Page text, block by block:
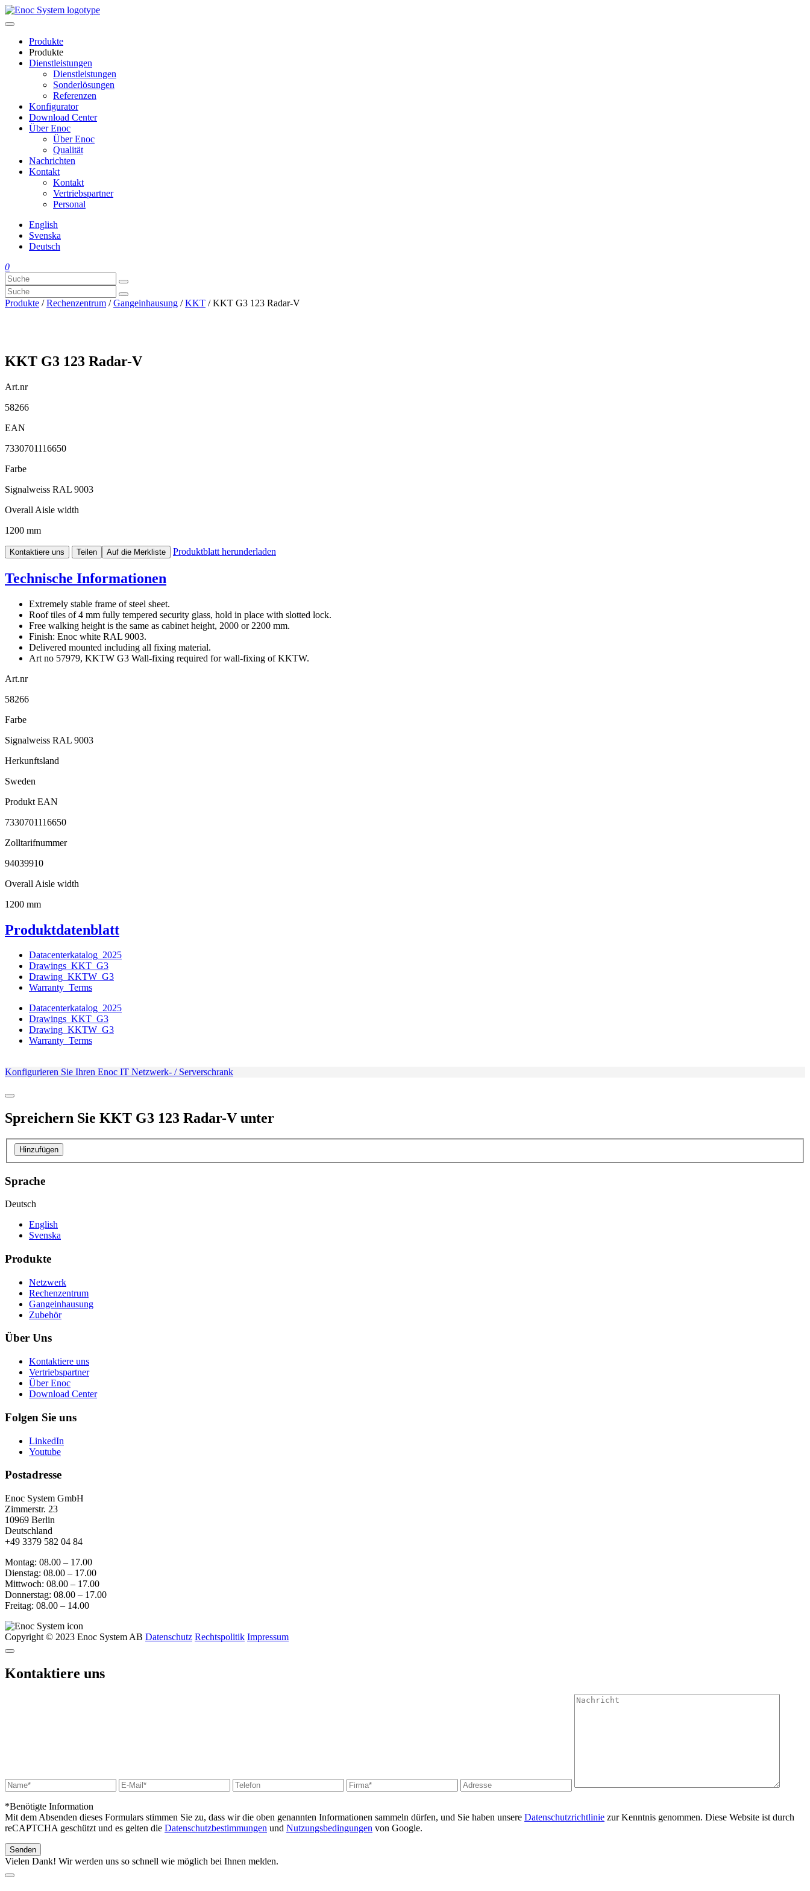
Skip
to
Produkte
Produkte
Dienstleistungen
Dienstleistungen
Sonderlösungen
Referenzen
Konfigurator
Download Center
Über Enoc
Über Enoc
Qualität
Nachrichten
Kontakt
Kontakt
Vertriebspartner
Personal
English
Svenska
Deutsch
0
Produkte /Rechenzentrum /Gangeinhausung /KKT / KKT G3 123 Radar-V
KKT G3 123 Radar-V
Art.nr
58266
EAN
7330701116650
Farbe
Signalweiss RAL 9003
Overall Aisle width
1200 mm
Kontaktiere uns Teilen Auf die Merkliste Produktblatt herunderladen
Technische Informationen
Extremely stable frame of steel sheet.
Roof tiles of 4 mm fully tempered security glass, hold in place with slotted lock.
Free walking height is the same as cabinet height, 2000 or 2200 mm.
Finish: Enoc white RAL 9003.
Delivered mounted including all fixing material.
Art no 57979, KKTW G3 Wall-fixing required for wall-fixing of KKTW.
Art.nr
58266
Farbe
Signalweiss RAL 9003
Herkunftsland
Sweden
Produkt EAN
7330701116650
Zolltarifnummer
94039910
Overall Aisle width
1200 mm
Produktdatenblatt
Datacenterkatalog_2025
Drawings_KKT_G3
Drawing_KKTW_G3
Warranty_Terms
Datacenterkatalog_2025
Drawings_KKT_G3
Drawing_KKTW_G3
Warranty_Terms
Konfigurieren Sie Ihren Enoc IT Netzwerk- / Serverschrank
Spreichern Sie KKT G3 123 Radar-V unter
Hinzufügen
Sprache
Deutsch
English
Svenska
Produkte
Netzwerk
Rechenzentrum
Gangeinhausung
Zubehör
Über Uns
Kontaktiere uns
Vertriebspartner
Über Enoc
Download Center
Folgen Sie uns
LinkedIn
Youtube
Postadresse
Enoc System GmbH
Zimmerstr. 23
10969 Berlin
Deutschland
+49 3379 582 04 84
Montag: 08.00 – 17.00
Dienstag: 08.00 – 17.00
Mittwoch: 08.00 – 17.00
Donnerstag: 08.00 – 17.00
Freitag: 08.00 – 14.00
Copyright © 2023 Enoc System AB Datenschutz Rechtspolitik Impressum
Kontaktiere uns
*Benötigte Information
Mit dem Absenden dieses Formulars stimmen Sie zu, dass wir die oben genannten Informationen sammeln dürfen, und Sie haben unsere Datenschutzrichtlinie zur Kenntnis genommen. Diese Website ist durch
reCAPTCHA geschützt und es gelten die Datenschutzbestimmungen und Nutzungsbedingungen von Google.
Vielen Dank! Wir werden uns so schnell wie möglich bei Ihnen melden.